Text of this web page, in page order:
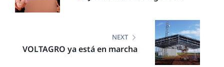
entradas
NEXT
VOLTAGRO ya está en marcha